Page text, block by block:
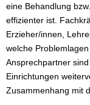
eine Behandlung
effizienter ist.
Erzieher/innen,
welche
Ansprechpartner
Einrichtungen
Zusammenhang mit